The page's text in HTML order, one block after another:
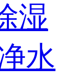
湿
水